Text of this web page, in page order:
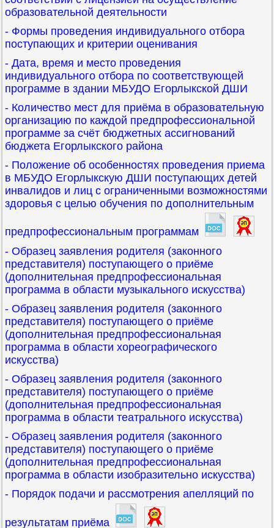
образовательной деятельности
- Формы проведения индивидуального отбора
поступающих и критерии оценивания
- Дата, время и место проведения
индивидуального отбора по соответствующей
программе в здании МБУДО Егорлыкской ДШИ
- Количество мест для приёма в образовательную
организацию по каждой предпрофессиональной
программе за счёт бюджетных ассигнований
бюджета Егорлыкского района
- Положение об особенностях проведения приема
в МБУДО Егорлыкскую ДШИ поступающих детей
инвалидов и лиц с ограниченными возможностями
здоровья с целью обучения по дополнительным
предпрофессиональным программам
- Образец заявления родителя (законного
представителя) поступающего о приёме
(дополнительная предпрофессиональная
программа в области музыкального искусства)
- Образец заявления родителя (законного
представителя) поступающего о приёме
(дополнительная предпрофессиональная
программа в области хореографического
искусства)
- Образец заявления родителя (законного
представителя) поступающего о приёме
(дополнительная предпрофессиональная
программа в области театрального искусства)
- Образец заявления родителя (законного
представителя) поступающего о приёме
(дополнительная предпрофессиональная
программа в области изобразительно искусства)
- Порядок подачи и рассмотрения апелляций по
результатам приёма